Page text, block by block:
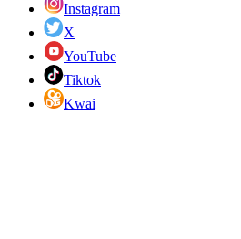
Instagram
X
YouTube
Tiktok
Kwai